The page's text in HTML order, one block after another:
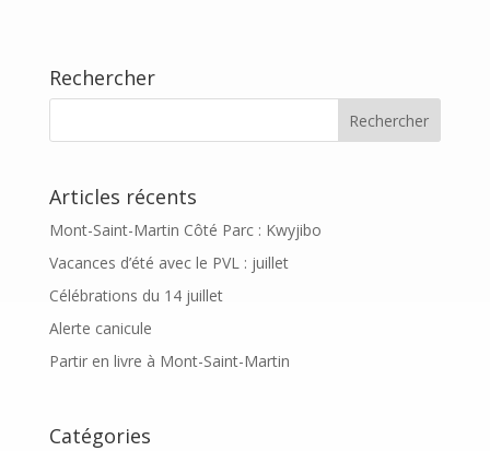
Rechercher
Articles récents
Mont-Saint-Martin Côté Parc : Kwyjibo
Vacances d’été avec le PVL : juillet
Célébrations du 14 juillet
Alerte canicule
Partir en livre à Mont-Saint-Martin
Catégories